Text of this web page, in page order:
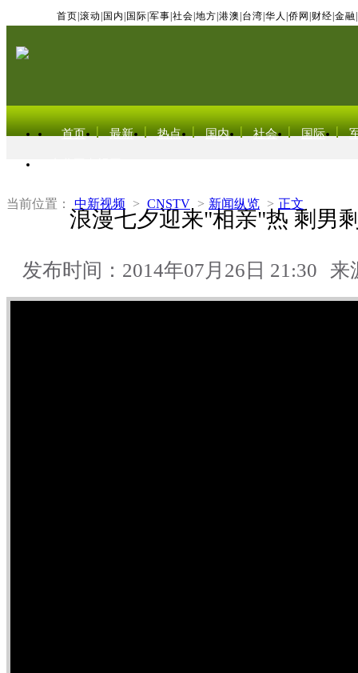
首页 滚动 国内 国际 军事 社会 地方 港澳 台湾 华人 侨网 财经 金融
首页 最新 热点 国内 社会 国际
当前位置： 中新视频 > CNSTV > 新闻纵览 > 正文
浪漫七夕迎来"相亲"热 剩男
发布时间：2014年07月26日 21:30 来